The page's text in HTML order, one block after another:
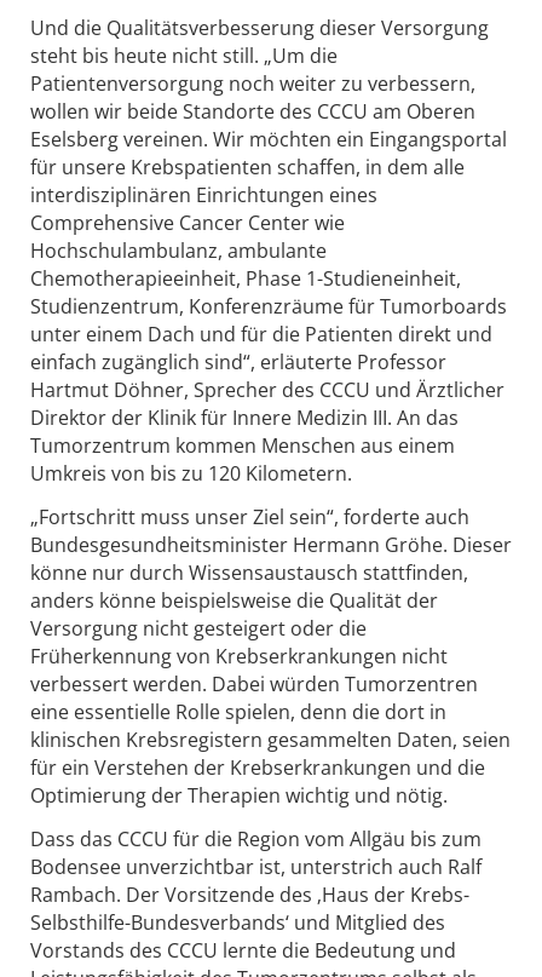
Und die Qualitätsverbesserung dieser Versorgung
steht bis heute nicht still. „Um die
Patientenversorgung noch weiter zu verbessern,
wollen wir beide Standorte des CCCU am Oberen
Eselsberg vereinen. Wir möchten ein Eingangsportal
für unsere Krebspatienten schaffen, in dem alle
interdisziplinären Einrichtungen eines
Comprehensive Cancer Center wie
Hochschulambulanz, ambulante
Chemotherapieeinheit, Phase 1-Studieneinheit,
Studienzentrum, Konferenzräume für Tumorboards
unter einem Dach und für die Patienten direkt und
einfach zugänglich sind“, erläuterte Professor
Hartmut Döhner, Sprecher des CCCU und Ärztlicher
Direktor der Klinik für Innere Medizin III. An das
Tumorzentrum kommen Menschen aus einem
Umkreis von bis zu 120 Kilometern.
„Fortschritt muss unser Ziel sein“, forderte auch
Bundesgesundheitsminister Hermann Gröhe. Dieser
könne nur durch Wissensaustausch stattfinden,
anders könne beispielsweise die Qualität der
Versorgung nicht gesteigert oder die
Früherkennung von Krebserkrankungen nicht
verbessert werden. Dabei würden Tumorzentren
eine essentielle Rolle spielen, denn die dort in
klinischen Krebsregistern gesammelten Daten, seien
für ein Verstehen der Krebserkrankungen und die
Optimierung der Therapien wichtig und nötig.
Dass das CCCU für die Region vom Allgäu bis zum
Bodensee unverzichtbar ist, unterstrich auch Ralf
Rambach. Der Vorsitzende des ‚Haus der Krebs-
Selbsthilfe-Bundesverbands‘ und Mitglied des
Vorstands des CCCU lernte die Bedeutung und